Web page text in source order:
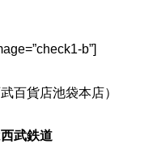
b”]
百貨店池袋本店）
武鉄道